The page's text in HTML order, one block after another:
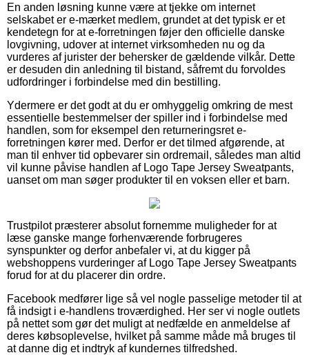
En anden løsning kunne være at tjekke om internet
selskabet er e-mærket medlem, grundet at det typisk er et
kendetegn for at e-forretningen føjer den officielle danske
lovgivning, udover at internet virksomheden nu og da
vurderes af jurister der behersker de gældende vilkår. Dette
er desuden din anledning til bistand, såfremt du forvoldes
udfordringer i forbindelse med din bestilling.
Ydermere er det godt at du er omhyggelig omkring de mest
essentielle bestemmelser der spiller ind i forbindelse med
handlen, som for eksempel den returneringsret e-
forretningen kører med. Derfor er det tilmed afgørende, at
man til enhver tid opbevarer sin ordremail, således man altid
vil kunne påvise handlen af Logo Tape Jersey Sweatpants,
uanset om man søger produkter til en voksen eller et barn.
Trustpilot præsterer absolut fornemme muligheder for at
læse ganske mange forhenværende forbrugeres
synspunkter og derfor anbefaler vi, at du kigger på
webshoppens vurderinger af Logo Tape Jersey Sweatpants
forud for at du placerer din ordre.
Facebook medfører lige så vel nogle passelige metoder til at
få indsigt i e-handlens troværdighed. Her ser vi nogle outlets
på nettet som gør det muligt at nedfælde en anmeldelse af
deres købsoplevelse, hvilket på samme måde må bruges til
at danne dig et indtryk af kundernes tilfredshed.